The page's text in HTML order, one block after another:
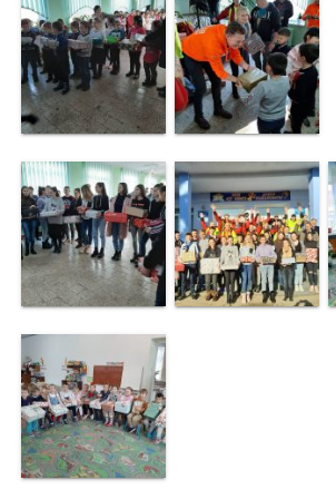
de
specialitate
Activitatea
consiliului
Deciziile
consiliului
Regulamentul
consiliului
Ședințele
Consiliului